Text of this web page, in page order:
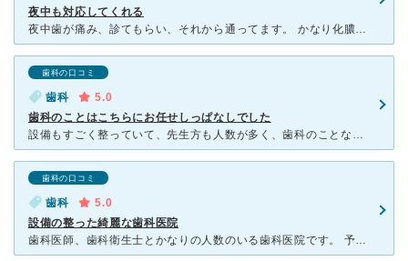
夜中も対応してくれる
夜中歯が痛み、診てもらい、それから通ってます。 かなり化膿してたのと、持病があるので点滴をして もらいました。 先生にもよりますが、私の担当の先生は腕も良く 安心して受診出来ます。 夜中
歯科の口コミ
歯科
5.0
歯科のことはこちらにお任せしっぱなしでした
設備もすごく整っていて、先生方も人数が多く、歯科のことならここに全部任せてしまおう！というくらい信頼できる医院でした。先生もスタッフもとても親切丁寧でした。 一番最初は親不知の抜歯でしたが、予約時間
歯科の口コミ
歯科
5.0
設備の整った綺麗な歯科医院
歯科医師、歯科衛生士とかなりの人数のいる歯科医院です。 予約時間にほぼ遅れることなく治療が開始されるので、時間の予定がたてやすいです。 抜歯をしなくてはいけない時は抜歯の得意な先生が抜いてくださり